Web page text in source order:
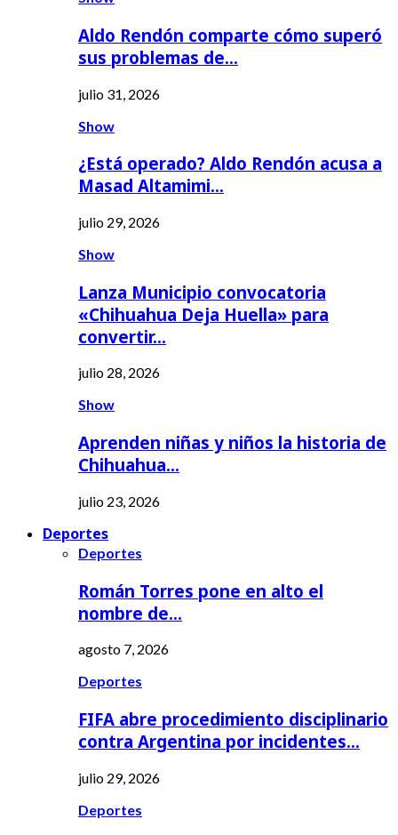
Aldo Rendón comparte cómo superó
sus problemas de…
julio 31, 2026
Show
¿Está operado? Aldo Rendón acusa a
Masad Altamimi…
julio 29, 2026
Show
Lanza Municipio convocatoria
«Chihuahua Deja Huella» para
convertir…
julio 28, 2026
Show
Aprenden niñas y niños la historia de
Chihuahua…
julio 23, 2026
Deportes
Deportes
Román Torres pone en alto el
nombre de…
agosto 7, 2026
Deportes
FIFA abre procedimiento disciplinario
contra Argentina por incidentes…
julio 29, 2026
Deportes